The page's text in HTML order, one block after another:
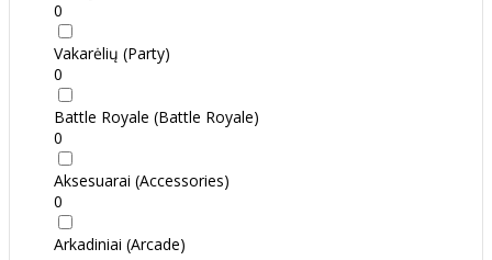
0
Vakarėlių (Party)
0
Battle Royale (Battle Royale)
0
Aksesuarai (Accessories)
0
Arkadiniai (Arcade)